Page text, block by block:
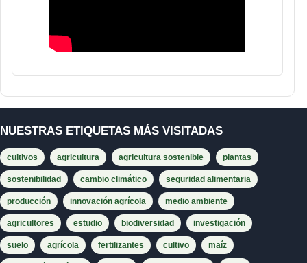
NUESTRAS ETIQUETAS MÁS VISITADAS
cultivos agricultura agricultura sostenible plantas
sostenibilidad cambio climático seguridad alimentaria
producción innovación agrícola medio ambiente
agricultores estudio biodiversidad investigación
suelo agrícola fertilizantes cultivo maíz